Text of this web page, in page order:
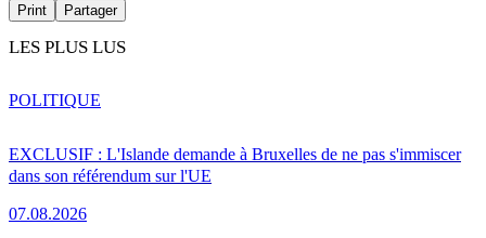
Print Partager
LES PLUS LUS
EXCLUSIF : L'Islande demande à Bruxelles de ne pas s'immiscer
dans son référendum sur l'UE
07.08.2026
POLITIQUE